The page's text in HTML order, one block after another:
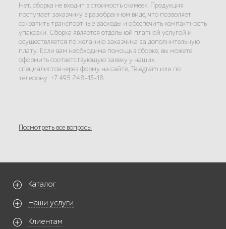
Нет, сборка не входит в стоимость скамеек. Продукция
поступает заказчику в разобранном виде, что позволяет
сократить транспортные расходы и обеспечить компактность
упаковки. Сборка является отдельной платной услугой и
осуществляется по желанию заказчика за дополнительную
плату. Если вам необходима помощь в сборке, вы можете
оформить соответствующую заявку у наших
специалистов через форму на сайте, Telegram или по
телефону: +7 495 248-13-18.
Посмотреть все вопросы
Каталог
Наши услуги
Клиентам